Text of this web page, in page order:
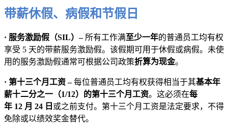
带薪休假、病假和节假日
· 服务激励假（SIL）– 所有工作满至少一年的普通员工均有权
享受 5 天的带薪服务激励假。该假期可用于休假或病假。未使
用的服务激励假通常可根据公司政策折算为现金。
· 第十三个月工资 –每位普通员工均有权获得相当于其基本年
薪十二分之一（1/12）的第十三个月工资。这必须在每
年 12 月 24 日 或之前支付。第十三个月工资是法定要求，不得
免除或以绩效奖金替代。